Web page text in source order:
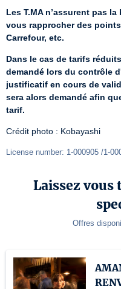
Les T.MA n’assurent pas
vous rapprocher des
Carrefour, etc.
Dans le cas de tarifs
demandé lors du contrôle
justificatif en cours de
sera alors demandé afin
tarif.
Crédit photo : Kobayashi
License number: 1-000905 /1-
Laissez
Offres